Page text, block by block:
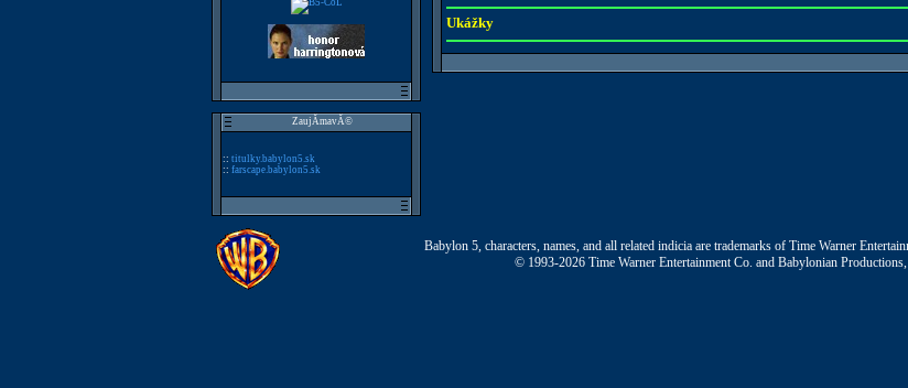
ZaujĂ­mavĂ©
:: titulky.babylon5.sk
:: farscape.babylon5.sk
Ukážky
Babylon 5, characters, names, and all related indicia are trademarks of Time Warner
© 1993-2026 Time Warner Entertainment Co. and Babylonian